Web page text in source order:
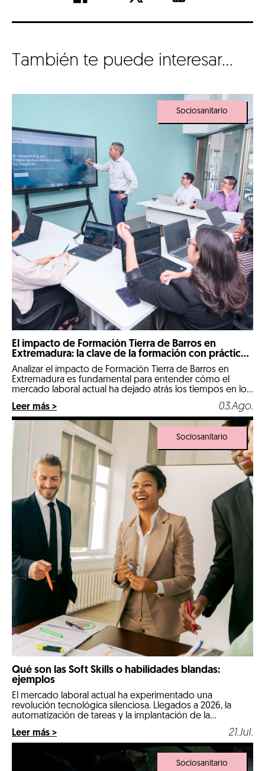
También te puede interesar...
Sociosanitario
El impacto de Formación Tierra de Barros en
Extremadura: la clave de la formación con prácticas
reales
Analizar el impacto de Formación Tierra de Barros en
Extremadura es fundamental para entender cómo el
mercado laboral actual ha dejado atrás los tiempos en los
que un expediente puramente teórico abría las puertas
de las mejores empresas. Llegados a 2026, nos
encontramos en un escenario hipercompetitivo, marcado
por la digitalización de la industria y […]
Leer más > 03.Ago.
Sociosanitario
Qué son las Soft Skills o habilidades blandas:
ejemplos
El mercado laboral actual ha experimentado una
revolución tecnológica silenciosa. Llegados a 2026, la
automatización de tareas y la implantación de la
inteligencia artificial en los procesos diarios han cambiado
por completo las reglas de la contratación. Las
comeptencias técnicas e informáticas ya no son el único
factor determinante para conseguir un empleo estable.
Leer más > 21.Jul.
Sociosanitario